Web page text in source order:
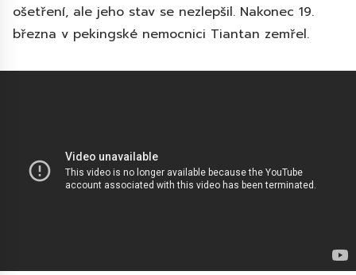
ošetření, ale jeho stav se nezlepšil. Nakonec 19.
března v pekingské nemocnici Tiantan zemřel.